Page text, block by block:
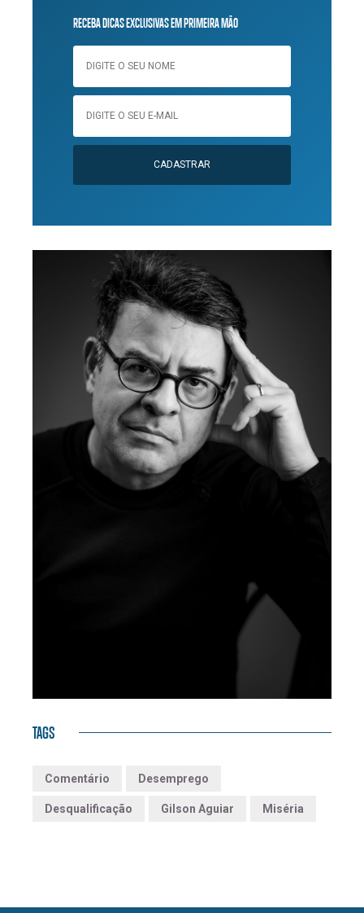
RECEBA DICAS EXCLUSIVAS EM PRIMEIRA MÃO
CADASTRAR
TAGS
Comentário Desemprego
Desqualificação Gilson Aguiar Miséria